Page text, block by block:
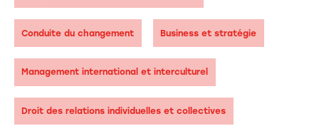
Conduite du changement Business et stratégie
Management international et interculturel
Droit des relations individuelles et collectives